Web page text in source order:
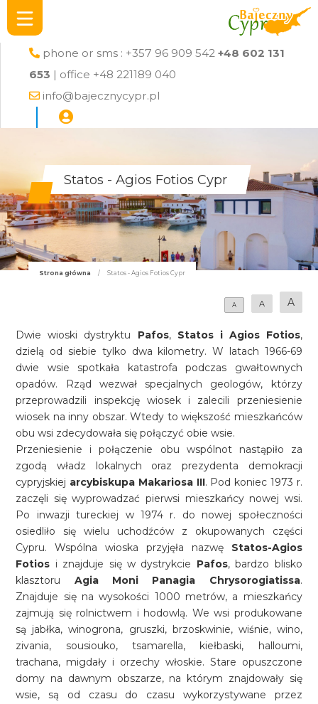
phone or sms : +357 96 909 542 +48 602 131
653 | office +48 221189 040
info@bajecznycypr.pl
Statos - Agios Fotios Cypr
Strona główna / Statos - Agios Fotios Cypr
A A A
Dwie wioski dystryktu Pafos, Statos i Agios Fotios,
dzielą od siebie tylko dwa kilometry. W latach 1966-69
dwie wsie spotkała katastrofa podczas gwałtownych
opadów. Rząd wezwał specjalnych geologów, którzy
przeprowadzili inspekcję wiosek i zalecili przeniesienie
wiosek na inny obszar. Wtedy to większość mieszkańców
obu wsi zdecydowała się połączyć obie wsie.
Przeniesienie i połączenie obu wspólnot nastąpiło za
zgodą władz lokalnych oraz prezydenta demokracji
cypryjskiej arcybiskupa Makariosa III. Pod koniec 1973 r.
zaczęli się wyprowadzać pierwsi mieszkańcy nowej wsi.
Po inwazji tureckiej w 1974 r. do nowej społeczności
osiedliło się wielu uchodźców z okupowanych części
Cypru. Wspólna wioska przyjęła nazwę Statos-Agios
Fotios i znajduje się w dystrykcie Pafos, bardzo blisko
klasztoru Agia Moni Panagia Chrysorogiatissa.
Znajduje się na wysokości 1000 metrów, a mieszkańcy
zajmują się rolnictwem i hodowlą. We wsi produkowane
są jabłka, winogrona, gruszki, brzoskwinie, wiśnie, wino,
zivania, sousiouko, tsamarella, kiełbaski, halloumi,
trachana, migdały i orzechy włoskie. Stare opuszczone
domy na dawnym obszarze, na którym znajdowały się
wsie, są od czasu do czasu wykorzystywane przez